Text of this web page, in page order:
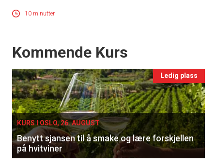
×
Få ukentlige nyhetsbrev fra
Apéritif
Vi tilbyr flere ukentlige nyhetsbrev. Du
10 minutter
Events
Kommende Kurs
Ledig plass
KURS I OSLO, 26. AUGUST
Benytt sjansen til å smake og lære forskjellen
på hvitviner